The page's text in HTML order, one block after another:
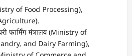
of Food Processing),
फार्मिंग मंत्रालय (Ministry of
and Dairy Farming),